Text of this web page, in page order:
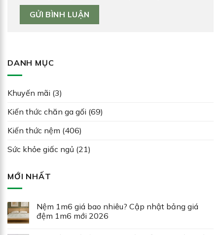
DANH MỤC
Khuyến mãi (3)
Kiến thức chăn ga gối (69)
Kiến thức nệm (406)
Sức khỏe giấc ngủ (21)
MỚI NHẤT
Nệm 1m6 giá bao nhiêu? Cập nhật bảng giá
đệm 1m6 mới 2026